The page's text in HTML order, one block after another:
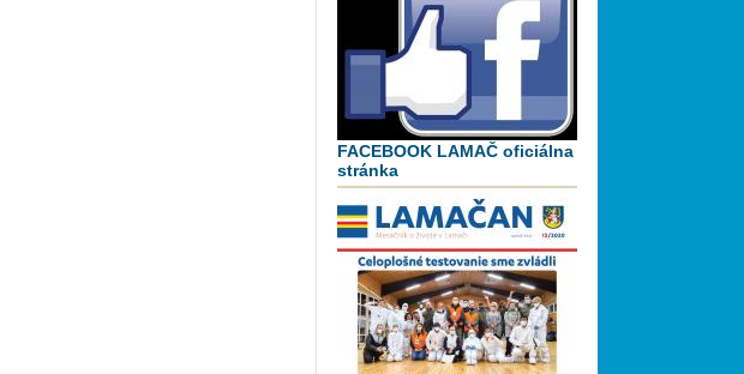
FACEBOOK LAMAČ oficiálna
stránka